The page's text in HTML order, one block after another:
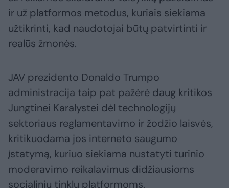
ir už platformos metodus, kuriais siekiama
užtikrinti, kad naudotojai būtų patvirtinti ir
realūs žmonės.
JAV prezidento Donaldo Trumpo
administracija taip pat pažėrė daug kritikos
Jungtinei Karalystei dėl technologijų
sektoriaus reglamentavimo ir žodžio laisvės,
kritikuodama jos interneto saugumo
įstatymą, kuriuo siekiama nustatyti turinio
moderavimo reikalavimus didžiausioms
socialinių tinklų platformoms.